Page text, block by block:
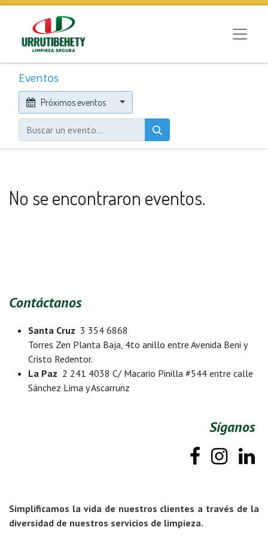
Eventos
Próximos eventos
No se encontraron eventos.
Contáctanos
Santa Cruz 3 354 6868
Torres Zen Planta Baja, 4to anillo entre Avenida Beni y
Cristo Redentor.
La Paz 2 241 4038 C/ Macario Pinilla #544 entre calle
Sánchez Lima y Ascarrunz
Síganos
Simplificamos la vida de nuestros clientes a través de la
diversidad de nuestros servicios de limpieza.